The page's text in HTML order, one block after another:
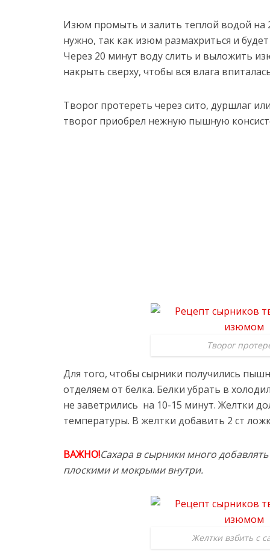
Изюм промыть и залить теплой водой на
нужно, так как изюм размахриться и
Через 20 минут воду слить и выложить
накрыть сверху, чтобы вся влага
Творог протереть через сито, дуршлаг
творог приобрел нежную пышную
Творог
Для того, чтобы сырники получились
отделяем от белка. Белки убрать в
не заветрились на 10-15 минут. Желтки
температуры. В желтки добавить 2 ст
ВАЖНО!Сахара в сырники много
плоскими и мокрыми внутри.
Желтки взбить с